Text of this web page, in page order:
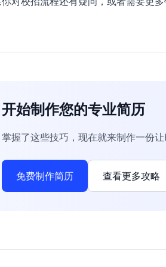
开始制作您的专业简历
掌握了这些技巧，现在就来制作一份让
免费制作简历 查看更多攻略